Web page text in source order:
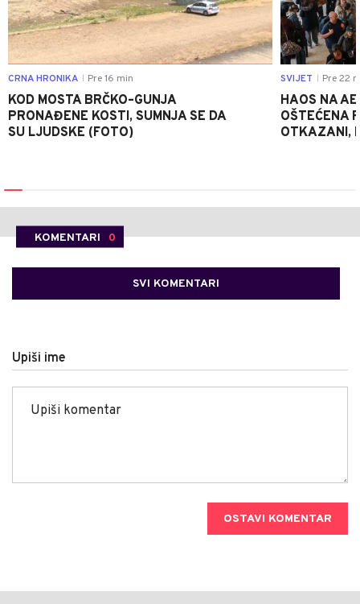
CRNA HRONIKA Pre 16 min
KOD MOSTA BRČKO–GUNJA
PRONAĐENE KOSTI, SUMNJA SE DA
SU LJUDSKE (FOTO)
SVIJET Pre 22
HAOS NA
OŠTEĆENA
OTKAZANI,
KOMENTARI 0
SVI KOMENTARI
Upiši ime
OSTAVI KOMENTAR